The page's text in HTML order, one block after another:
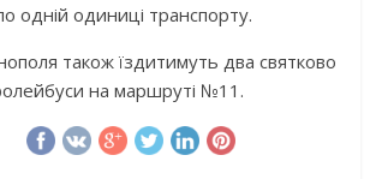
одній одиниці транспорту.
також їздитимуть два святково
на маршруті №11.